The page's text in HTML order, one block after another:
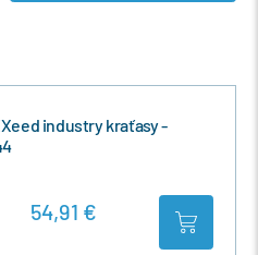
industry kraťasy -
54,91 €